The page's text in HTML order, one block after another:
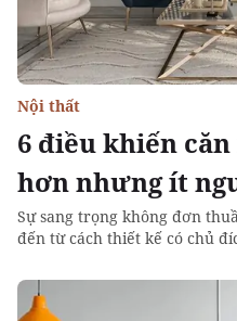
6 điều khiến
hơn nhưng ít
Nội thất
Sự sang trọng không đơn
đến từ cách thiết kế có chủ